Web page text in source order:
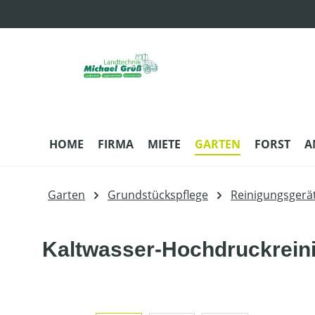
HOME FIRMA MIETE GARTEN FORST
Garten Grundstückspflege
Kaltwasser-